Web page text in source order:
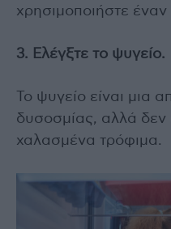
χρησιμοποιήστε
3. Ελέγξτε το ψυγείο.
Το ψυγείο είναι μια
δυσοσμίας, αλλά δεν
χαλασμένα τρόφιμα.